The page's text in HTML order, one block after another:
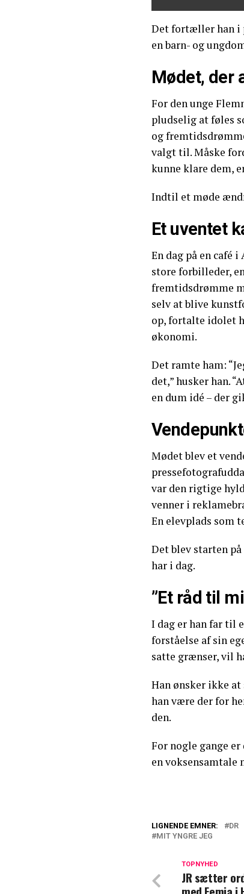
Det fortæller han i
en barn- og
Mødet, der
For den unge
pludselig at føles
og
valgt til. Måske
kunne klare dem,
Indtil et møde
Et uventet
En dag på en café
store forbilleder,
fremtidsdrømme
selv at blive
op, fortalte idolet
økonomi.
Det ramte ham:
det,” husker han.
en dum idé – der
Mødet blev et
var den rigtige
venner i
En elevplads som
Det blev starten
har i dag.
”Et råd til
I dag er han far til
forståelse af sin
satte grænser, vil
Han ønsker ikke
han være der for
den.
For nogle gange
en voksensamtale
Anne Glad
Disse ord
LIGNENDE EMNER: DR
MIT YNGRE JEG
TOPNYHED
JR sætter